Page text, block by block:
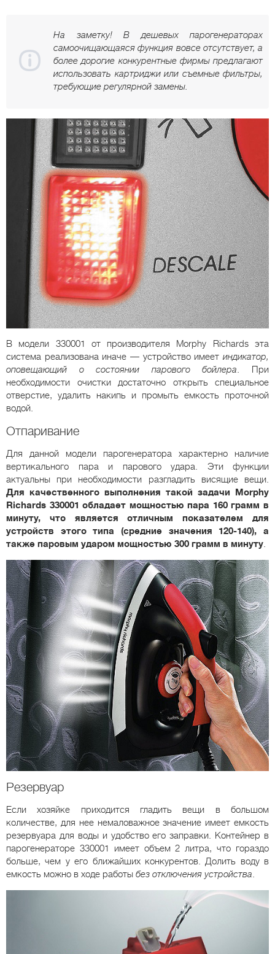
На заметку! В дешевых парогенераторах
самоочищающаяся функция вовсе отсутствует, а
более дорогие конкурентные фирмы предлагают
использовать картриджи или съемные фильтры,
требующие регулярной замены.
В модели 330001 от производителя Morphy Richards эта
система реализована иначе — устройство имеет индикатор,
оповещающий о состоянии парового бойлера. При
необходимости очистки достаточно открыть специальное
отверстие, удалить накипь и промыть емкость проточной
водой.
Отпаривание
Для данной модели парогенератора характерно наличие
вертикального пара и парового удара. Эти функции
актуальны при необходимости разгладить висящие вещи.
Для качественного выполнения такой задачи Morphy
Richards 330001 обладает мощностью пара 160 грамм в
минуту, что является отличным показателем для
устройств этого типа (средние значения 120-140), а
также паровым ударом мощностью 300 грамм в минуту.
Резервуар
Если хозяйке приходится гладить вещи в большом
количестве, для нее немаловажное значение имеет емкость
резервуара для воды и удобство его заправки. Контейнер в
парогенераторе 330001 имеет объем 2 литра, что гораздо
больше, чем у его ближайших конкурентов. Долить воду в
емкость можно в ходе работы без отключения устройства.